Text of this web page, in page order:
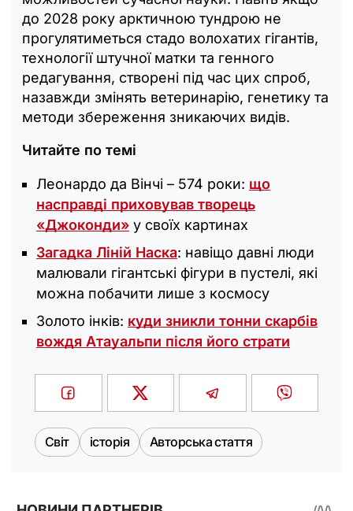
до 2028 року арктичною тундрою не
прогулятиметься стадо волохатих гігантів,
технології штучної матки та генного
редагування, створені під час цих спроб,
назавжди змінять ветеринарію, генетику та
методи збереження зникаючих видів.
Читайте по темі
Леонардо да Вінчі – 574 роки: що
насправді приховував творець
«Джоконди» у своїх картинах
Загадка Ліній Наска: навіщо давні люди
малювали гігантські фігури в пустелі, які
можна побачити лише з космосу
Золото інків: куди зникли тонни скарбів
вождя Атауальпи після його страти
Світ історія Авторська стаття